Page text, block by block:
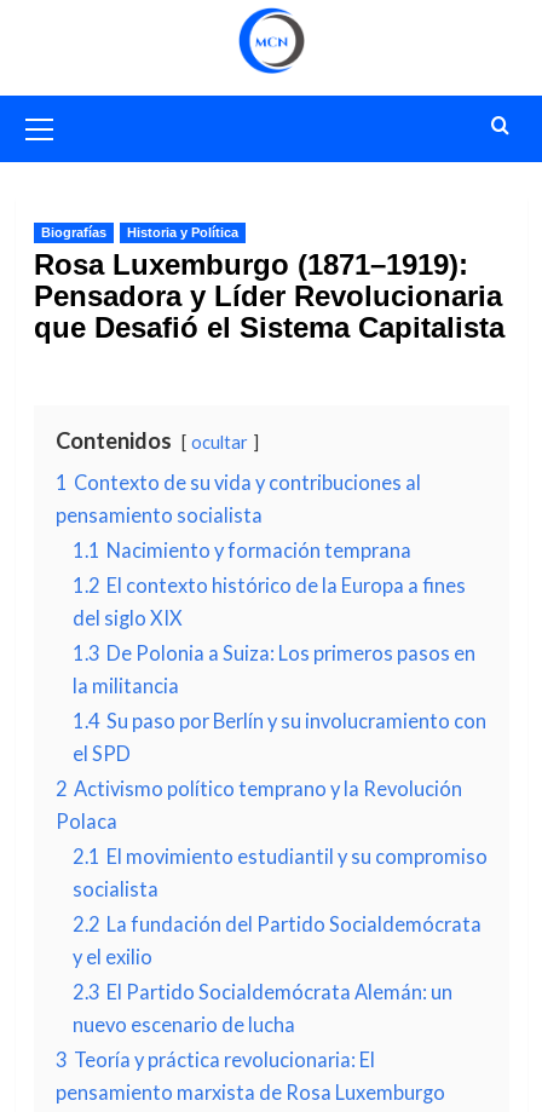
primario
Biografías Historia y Política
Rosa Luxemburgo (1871–1919):
Pensadora y Líder Revolucionaria
que Desafió el Sistema Capitalista
Contenidos ocultar
1 Contexto de su vida y contribuciones al
pensamiento socialista
1.1 Nacimiento y formación temprana
1.2 El contexto histórico de la Europa a fines
del siglo XIX
1.3 De Polonia a Suiza: Los primeros pasos en
la militancia
1.4 Su paso por Berlín y su involucramiento con
el SPD
2 Activismo político temprano y la Revolución
Polaca
2.1 El movimiento estudiantil y su compromiso
socialista
2.2 La fundación del Partido Socialdemócrata
y el exilio
2.3 El Partido Socialdemócrata Alemán: un
nuevo escenario de lucha
3 Teoría y práctica revolucionaria: El
pensamiento marxista de Rosa Luxemburgo